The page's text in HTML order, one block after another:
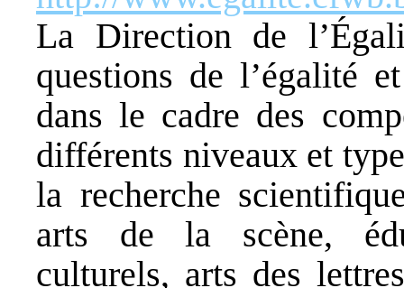
La Direction de
questions de l’égalité
dans le cadre des
différents niveaux et
la recherche
arts de la scène,
culturels, arts des